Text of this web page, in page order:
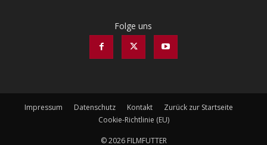
Folge uns
Impressum Datenschutz Kontakt
Zurück zur Startseite
Cookie-Richtlinie (EU)
© 2026 FILMFUTTER